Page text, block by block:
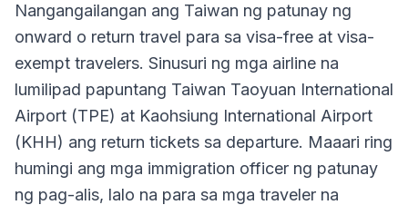
Nangangailangan ang Taiwan ng patunay ng
onward o return travel para sa visa-free at visa-
exempt travelers. Sinusuri ng mga airline na
lumilipad papuntang Taiwan Taoyuan International
Airport (TPE) at Kaohsiung International Airport
(KHH) ang return tickets sa departure. Maaari ring
humingi ang mga immigration officer ng patunay
ng pag-alis, lalo na para sa mga traveler na